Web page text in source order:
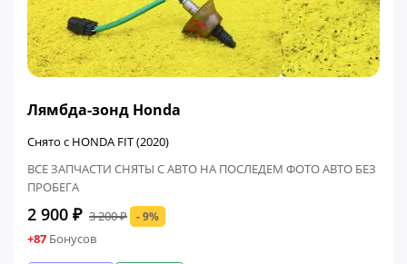
Лямбда-зонд Honda
Снято с HONDA FIT (2020)
ВСЕ ЗАПЧАСТИ СНЯТЫ С АВТО НА ПОСЛЕДЕМ ФОТО АВТО БЕЗ
ПРОБЕГА
2 900 ₽ 3 200 ₽ - 9%
+87 Бонусов